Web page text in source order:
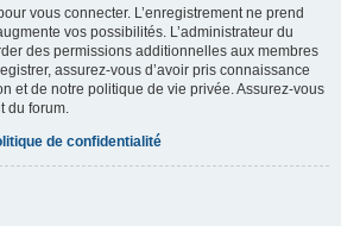
vous connecter. L’enregistrement ne prend
vos possibilités. L’administrateur du
des permissions additionnelles aux membres
assurez-vous d’avoir pris connaissance
et de notre politique de vie privée. Assurez-vous
du forum.
de confidentialité